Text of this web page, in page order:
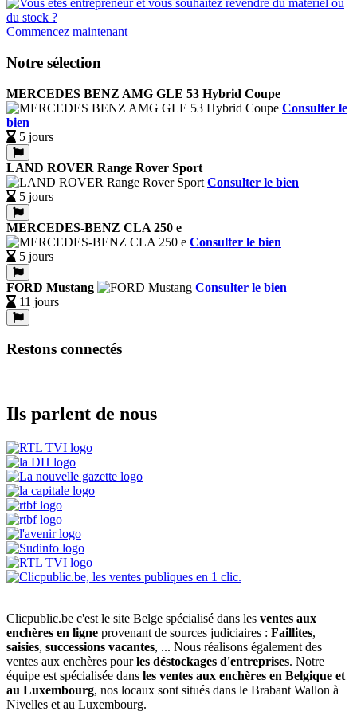
Commencez maintenant
Notre sélection
MERCEDES BENZ AMG GLE 53 Hybrid Coupe
Consulter le
bien
5 jours
LAND ROVER Range Rover Sport
Consulter le bien
5 jours
MERCEDES-BENZ CLA 250 e
Consulter le bien
5 jours
FORD Mustang
Consulter le bien
11 jours
Restons connectés
Ils parlent de nous
Clicpublic.be c'est le site Belge spécialisé dans les ventes aux
enchères en ligne provenant de sources judiciaires : Faillites,
saisies, successions vacantes, ... Nous réalisons également des
ventes aux enchères pourles déstockages d'entreprises. Notre
équipe est spécialisée dans les ventes aux enchères en Belgique et
au Luxembourg, nos locaux sont situés dans le Brabant Wallon à
Nivelles et au Luxembourg.